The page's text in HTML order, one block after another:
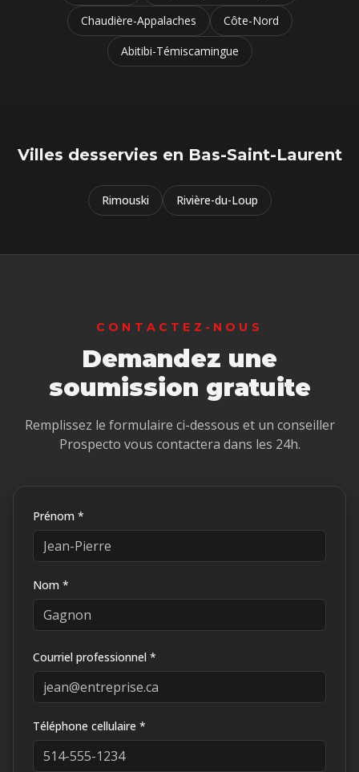
Chaudière-Appalaches
Côte-Nord
Abitibi-Témiscamingue
Villes desservies en Bas-Saint-Laurent
Rimouski Rivière-du-Loup
CONTACTEZ-NOUS
Demandez une
soumission gratuite
Remplissez le formulaire ci-dessous et un conseiller
Prospecto vous contactera dans les 24h.
Prénom *
Nom *
Courriel professionnel *
Téléphone cellulaire *